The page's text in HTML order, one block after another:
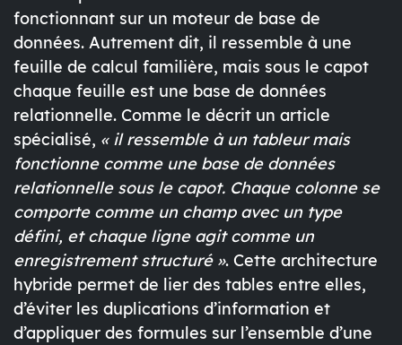
fonctionnant sur un moteur de base de
données. Autrement dit, il ressemble à une
feuille de calcul familière, mais sous le capot
chaque feuille est une base de données
relationnelle. Comme le décrit un article
spécialisé, « il ressemble à un tableur mais
fonctionne comme une base de données
relationnelle sous le capot. Chaque colonne se
comporte comme un champ avec un type
défini, et chaque ligne agit comme un
enregistrement structuré ». Cette architecture
hybride permet de lier des tables entre elles,
d’éviter les duplications d’information et
d’appliquer des formules sur l’ensemble d’une